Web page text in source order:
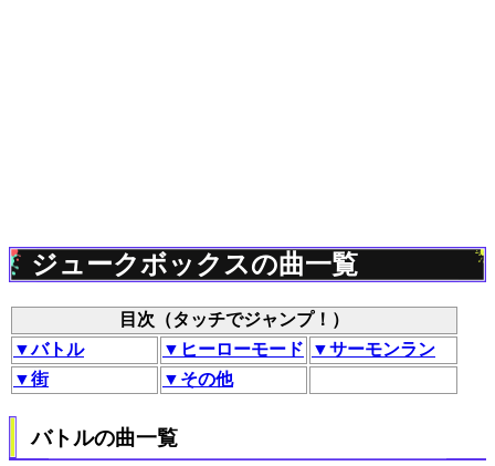
ジュークボックスの曲一覧
目次（タッチでジャンプ！）
▼バトル
▼ヒーローモード
▼サーモンラン
▼街
▼その他
バトルの曲一覧